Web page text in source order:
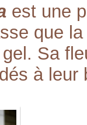
est une
que
Sa
à leur